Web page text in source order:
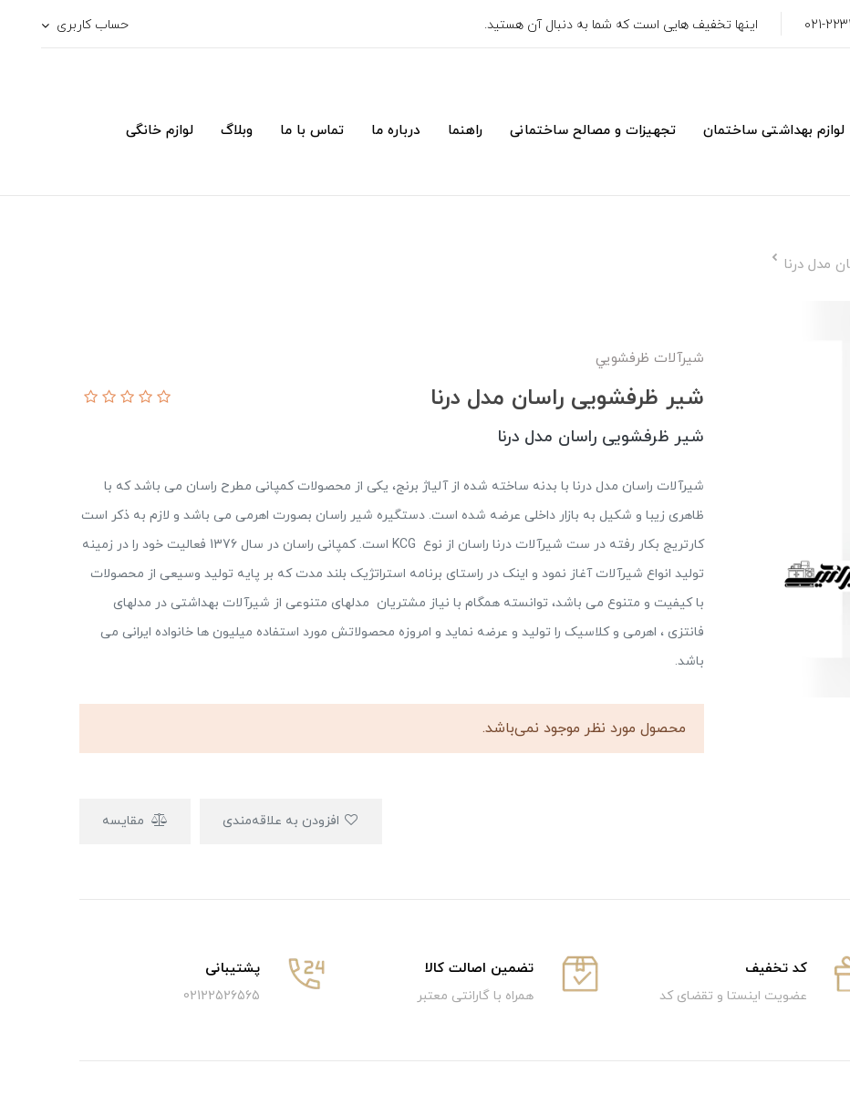
اینها تخفیف هایی است که شما به دنبال آن هستید. حساب کاربری
لوازم بهداشتی ساختمان تجهیزات و مصالح ساختمانی راهنما درباره ما تماس با ما وبلاگ لوازم خانگی
مدل درنا
شیرآلات ظرفشويي
شیر ظرفشویی راسان مدل درنا
شیر ظرفشویی راسان مدل درنا
شیرآلات راسان مدل درنا با بدنه ساخته شده از آلیاژ برنج، یکی از محصولات کمپانی مطرح راسان می باشد که با
ظاهری زیبا و شکیل به بازار داخلی عرضه شده است. دستگیره شیر راسان بصورت اهرمی می باشد و لازم به ذکر است
کارتریج بکار رفته در ست شیرآلات درنا راسان از نوع KCG است. کمپانی راسان در سال 1376 فعالیت خود را در زمینه
تولید انواع شیرآلات آغاز نمود و اینک در راستای برنامه استراتژیک بلند مدت که بر پایه تولید وسیعی از محصولات
با کیفیت و متنوع می باشد، توانسته همگام با نیاز مشتریان مدلهای متنوعی از شیرآلات بهداشتی در مدلهای
فانتزی ، اهرمی و کلاسیک را تولید و عرضه نماید و امروزه محصولاتش مورد استفاده میلیون ها خانواده ایرانی می
باشد.
محصول مورد نظر موجود نمی‌باشد.
مقایسه
كد تخفيف
عضویت اینستا و تقضای کد
تضمین اصالت کالا
همراه با گارانتی معتبر
پشتیبانی
02122526565